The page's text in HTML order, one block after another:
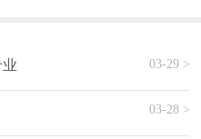
03-29 >
03-28 >